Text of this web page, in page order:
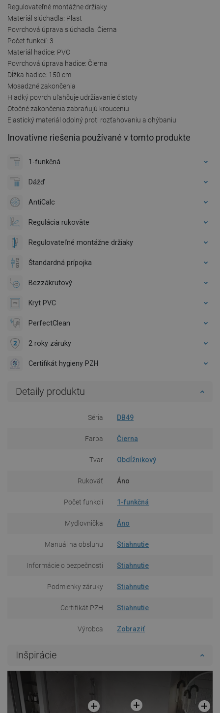
Regulovateľné montážne držiaky
Materiál slúchadla: Plast
Povrchová úprava slúchadla: Čierna
Počet funkcií: 3
Materiál hadice: PVC
Povrchová úprava hadice: Čierna
Dĺžka hadice: 150 cm
Mosadzné zakončenia
Hladký povrch uľahčuje udržiavanie čistoty
Otočné zakončenia zabraňujú krouceniu
Elastický materiál odolný proti rozťahovaniu a ohýbaniu
Inovatívne riešenia používané v tomto produkte
1-funkčná
Dážď
AntiCalc
Regulácia rukoväte
Regulovateľné montážne držiaky
Štandardná prípojka
Bezzákrutový
Kryt PVC
PerfectClean
2 roky záruky
Certifikát hygieny PZH
Detaily produktu
Séria DB49
Farba Čierna
Tvar Obdĺžnikový
Rukoväť Áno
Počet funkcií 1-funkčná
Mydlovnička Áno
Manuál na obsluhu Stiahnutie
Informácie o bezpečnosti Stiahnutie
Podmienky záruky Stiahnutie
Certifikát PZH Stiahnutie
Výrobca Zobraziť
Inšpirácie